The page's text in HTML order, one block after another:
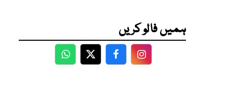
ہمیں فالو کریں
WhatsApp
TwitterFacebookFacebook